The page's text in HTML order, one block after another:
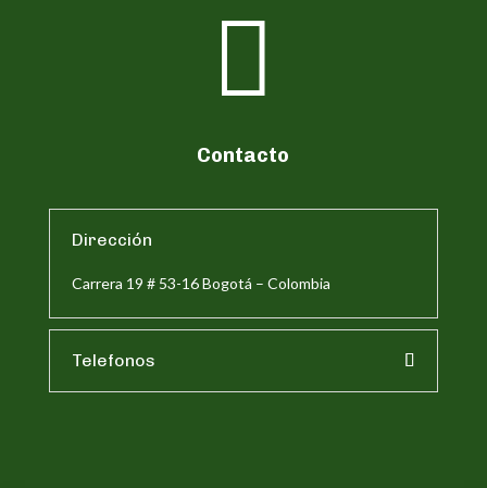

Contacto
Dirección
Carrera 19 # 53-16 Bogotá – Colombia
Telefonos